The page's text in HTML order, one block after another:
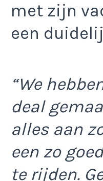
met zijn
een
“We
deal
alles aan
een zo
te rijden.